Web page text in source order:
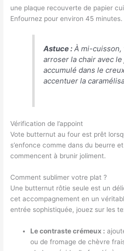
une plaque recouverte de papier
Enfournez pour environ 45 minutes.
Astuce : À mi-cuisson,
arroser la chair avec le
accumulé dans le
accentuer la
Vérification de l’appoint
Vote butternut au four est prêt
s’enfonce comme dans du beurre
commencent à brunir joliment.
Comment sublimer votre plat ?
Une butternut rôtie seule est un
cet accompagnement en un
entrée sophistiquée, jouez sur les
Le contraste crémeux :
ou de fromage de chèvre